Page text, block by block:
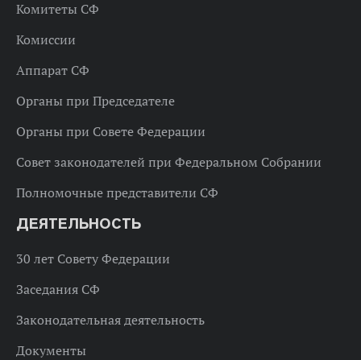
Комитеты СФ
Комиссии
Аппарат СФ
Органы при Председателе
Органы при Совете Федерации
Совет законодателей при Федеральном Собрании
Полномочные представители СФ
ДЕЯТЕЛЬНОСТЬ
30 лет Совету Федерации
Заседания СФ
Законодательная деятельность
Документы